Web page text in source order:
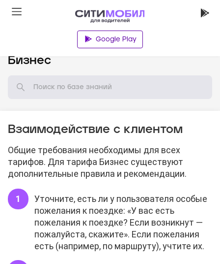
Google Play
Бизнес
Взаимодействие с клиентом
Общие требования необходимы для всех
тарифов. Для тарифа Бизнес существуют
дополнительные правила и рекомендации.
Уточните, есть ли у пользователя особые
пожелания к поездке: «У вас есть
пожелания к поездке? Если возникнут —
пожалуйста, скажите». Если пожелания
есть (например, по маршруту), учтите их.